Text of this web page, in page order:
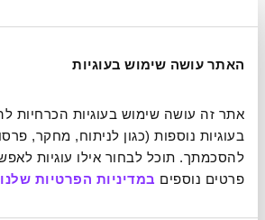
האתר עושה שימוש בעוגיות
פרטים נוספים במדיניות הפרטיות שלנו